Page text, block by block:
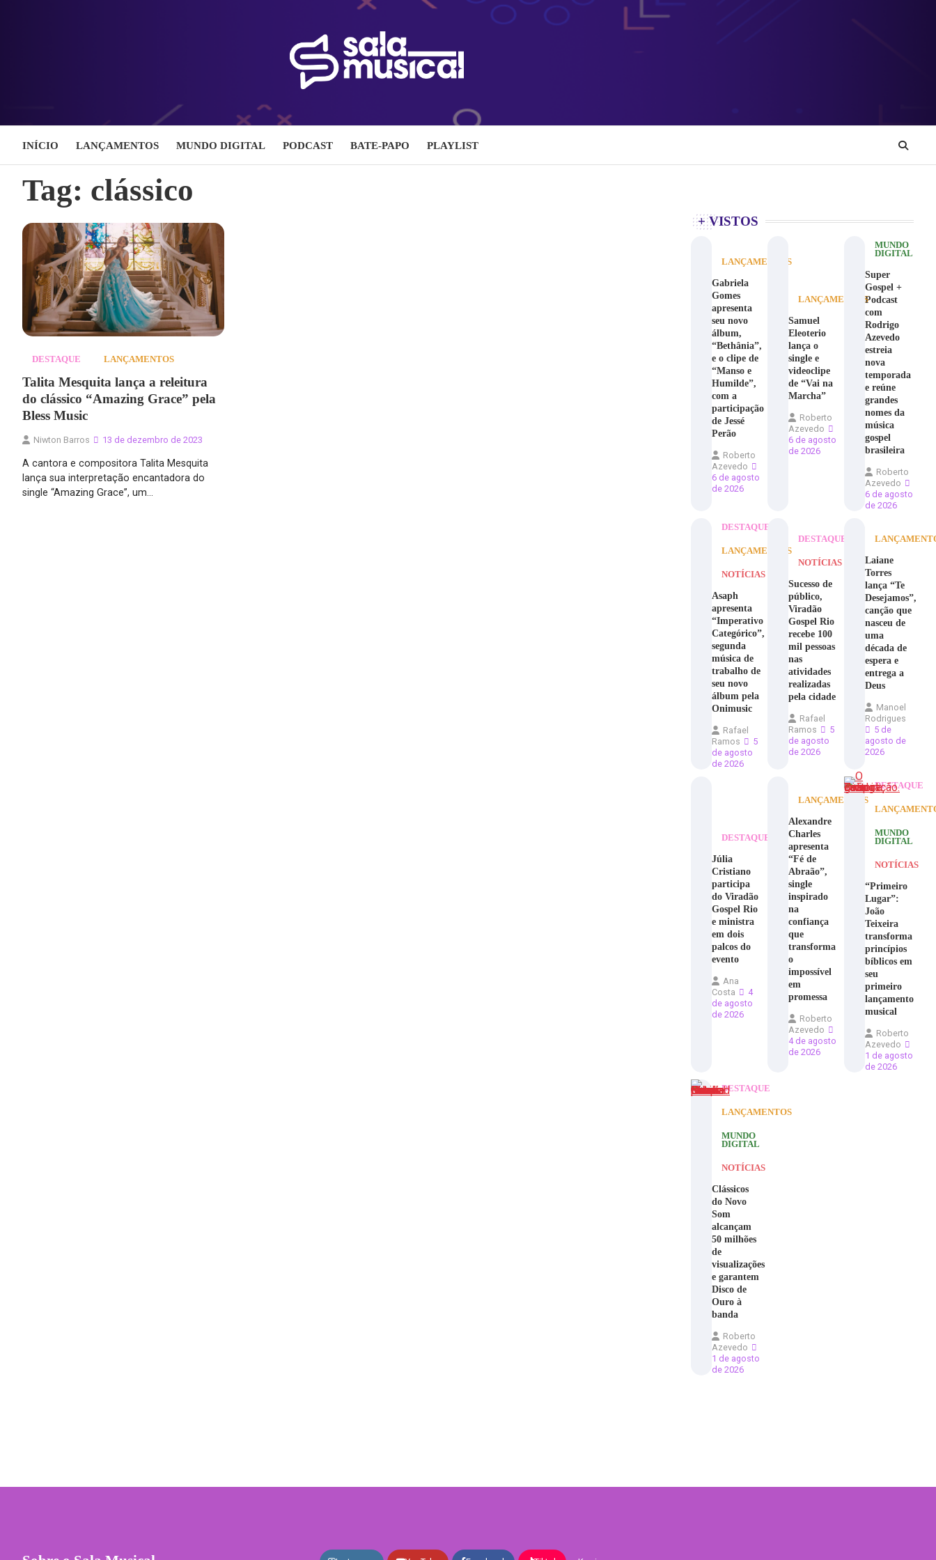
INÍCIO LANÇAMENTOS MUNDO DIGITAL PODCAST BATE-PAPO PLAYLIST
Tag: clássico
DESTAQUE LANÇAMENTOS
Talita Mesquita lança a releitura
do clássico “Amazing Grace” pela
Bless Music
Niwton Barros 13 de dezembro de 2023
A cantora e compositora Talita Mesquita
lança sua interpretação encantadora do
single “Amazing Grace”, um…
+ VISTOS
LANÇAMENTOS
Gabriela
Gomes
apresenta
seu novo
álbum,
“Bethânia”,
e o clipe de
“Manso e
Humilde”,
com a
participação
de Jessé
Perão
Roberto
Azevedo
6 de agosto
de 2026
LANÇAMENTOS
Samuel
Eleoterio
lança o
single e
videoclipe
de “Vai na
Marcha”
Roberto
Azevedo
6 de agosto
de 2026
MUNDO
DIGITAL
Super
Gospel +
Podcast
com
Rodrigo
Azevedo
estreia
nova
temporada
e reúne
grandes
nomes da
música
gospel
brasileira
Roberto
Azevedo
6 de agosto
de 2026
DESTAQUE
LANÇAMENTOS
NOTÍCIAS
Asaph
apresenta
“Imperativo
Categórico”,
segunda
música de
trabalho de
seu novo
álbum pela
Onimusic
Rafael
Ramos
5
de agosto
de 2026
DESTAQUE
NOTÍCIAS
Sucesso de
público,
Viradão
Gospel Rio
recebe 100
mil pessoas
nas
atividades
realizadas
pela cidade
Rafael
Ramos
5
de agosto
de 2026
Laiane
Torres
lança “Te
Desejamos”,
canção que
nasceu de
uma
década de
espera e
entrega a
Deus
Manoel
Rodrigues
5 de
agosto de
2026
DESTAQUE
Júlia
Cristiano
participa
do Viradão
Gospel Rio
e ministra
em dois
palcos do
evento
Ana
Costa
4
de agosto
de 2026
LANÇAMENTOS
Alexandre
Charles
apresenta
“Fé de
Abraão”,
single
inspirado
na
confiança
que
transforma
o
impossível
em
promessa
Roberto
Azevedo
4 de agosto
de 2026
DESTAQUE
MUNDO
DIGITAL
NOTÍCIAS
“Primeiro
Lugar”:
João
Teixeira
transforma
princípios
bíblicos em
seu
primeiro
lançamento
musical
Roberto
Azevedo
1 de agosto
de 2026
DESTAQUE
LANÇAMENTOS
MUNDO
DIGITAL
NOTÍCIAS
Clássicos
do Novo
Som
alcançam
50 milhões
de
visualizações
e garantem
Disco de
Ouro à
banda
Roberto
Azevedo
1 de agosto
de 2026